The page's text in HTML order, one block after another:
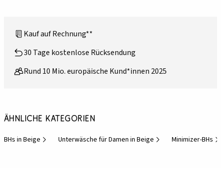
Kauf auf Rechnung**
30 Tage kostenlose Rücksendung
Rund 10 Mio. europäische Kund*innen 2025
Ähnliche Kategorien
BHs in Beige Unterwäsche für Damen in Beige Minimizer-BHs